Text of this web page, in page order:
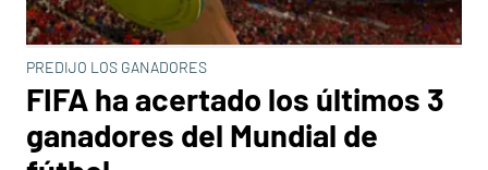
PREDIJO LOS GANADORES
FIFA ha acertado los últimos 3
ganadores del Mundial de